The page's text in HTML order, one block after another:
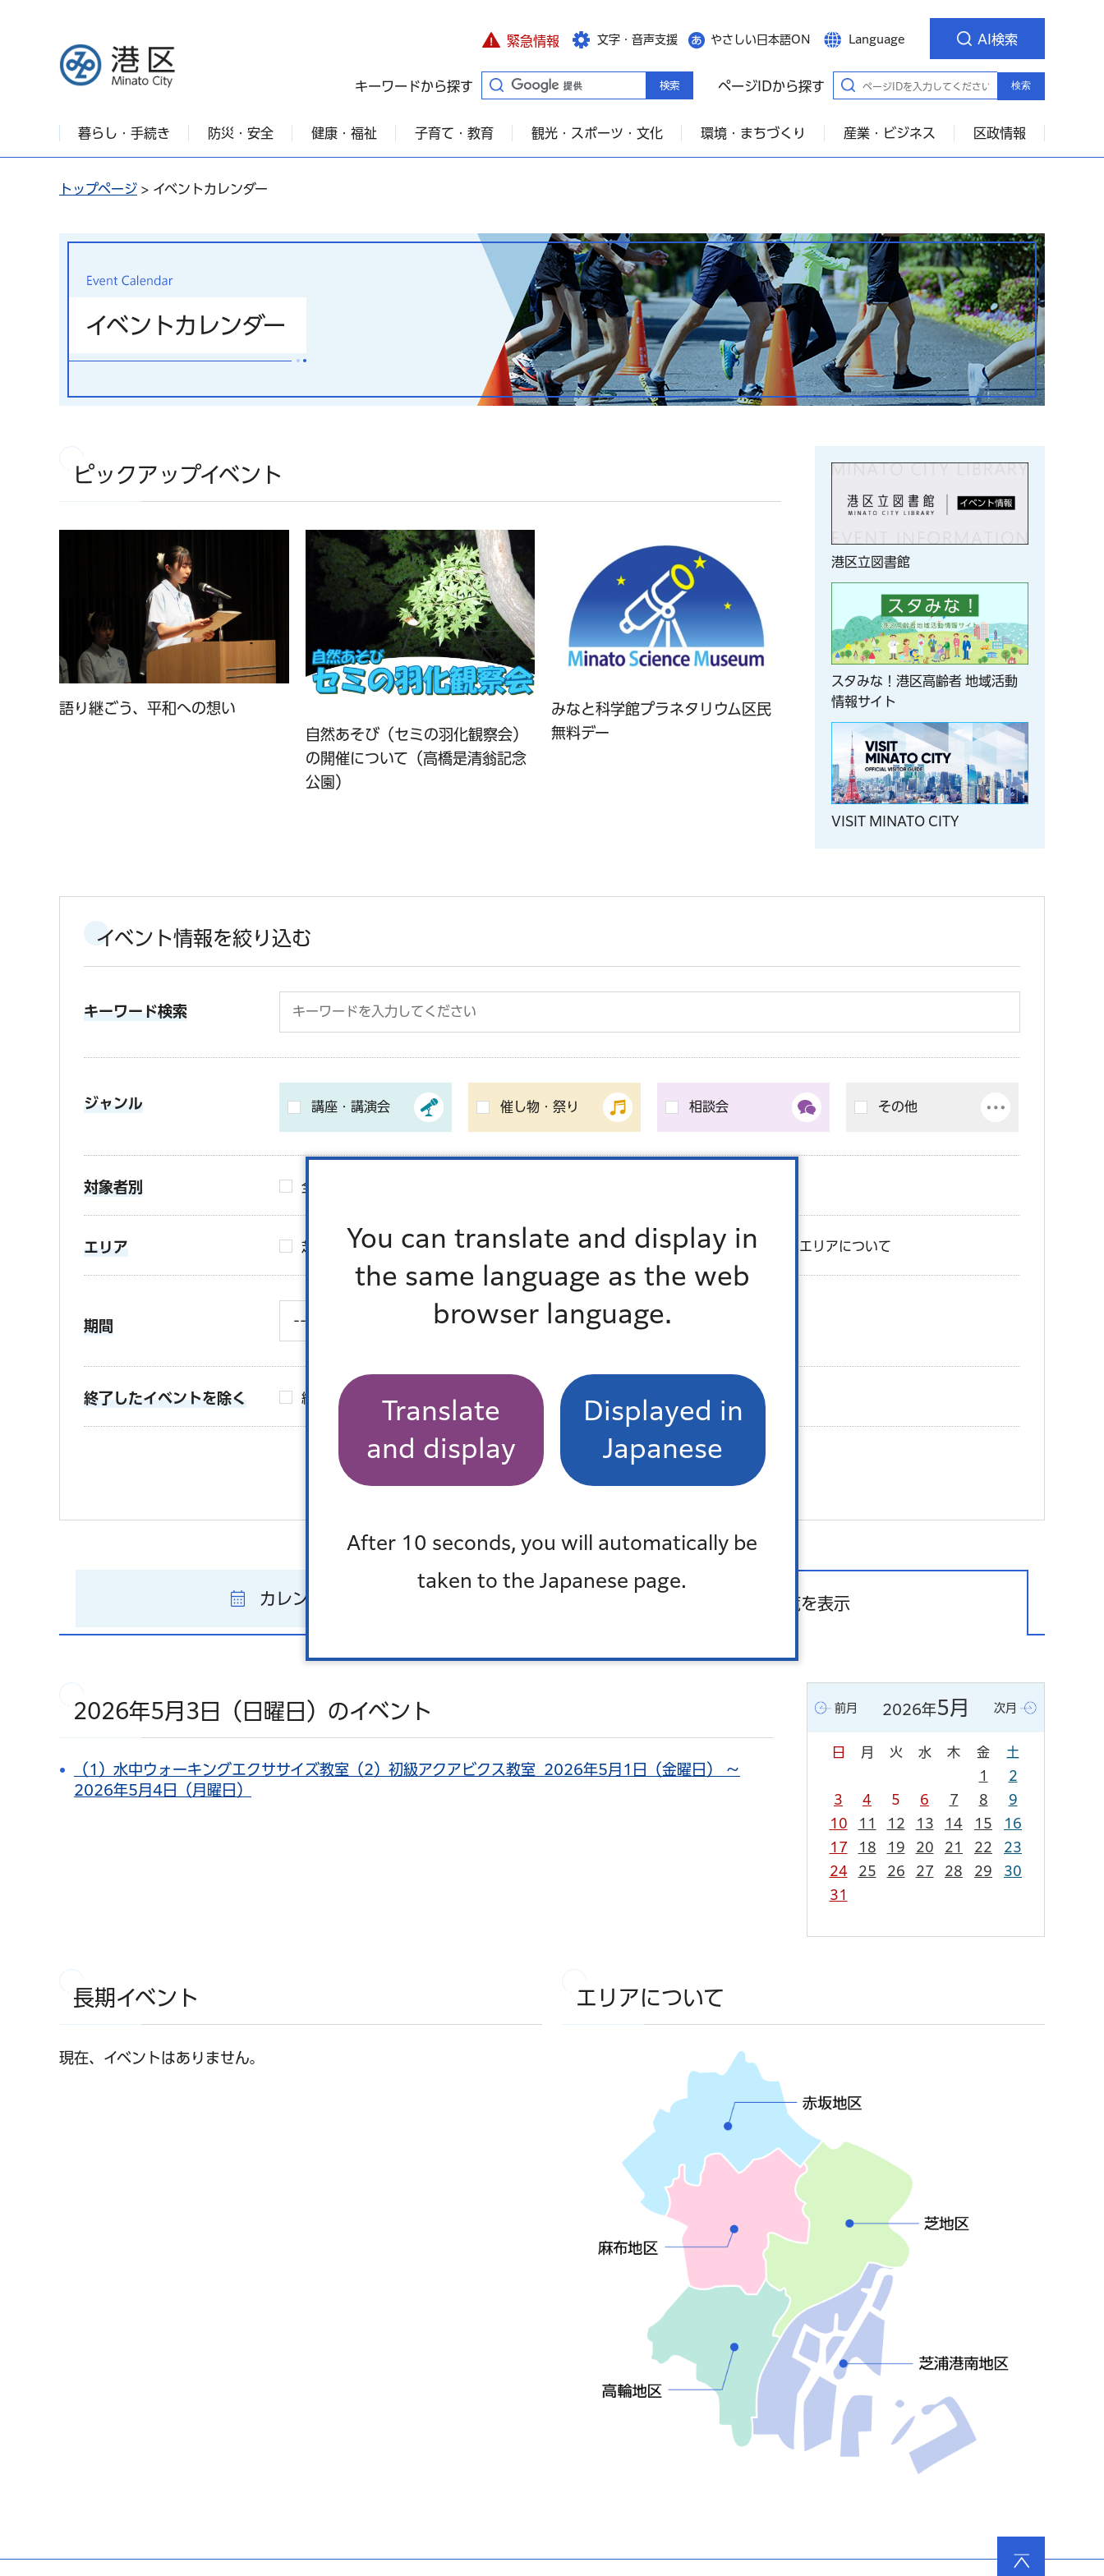
You can translate and display in
the same language as the web
browser language.
Translate
and display
Displayed in
Japanese
After 10 seconds, you will automatically be
taken to the Japanese page.
港区
緊急情報 文字・音声支援 やさしい日本語ON Language AI検索
キーワードから探す ページIDから探す 検索
暮らし・手続き 防災・安全 健康・福祉 子育て・教育 観光・スポーツ・文化 環境・まちづくり 産業・ビジネス 区政情報
トップページ > イベントカレンダー
イベントカレンダー
ピックアップイベント
語り継ごう、平和への想い
自然あそび（セミの羽化観察会）
の開催について（高橋是清翁記念
公園）
みなと科学館プラネタリウム区民
無料デー
佐賀県×港区連携事業「80年目の
アンコール～きみの未来に、ハナ
マルを～」
港区立図書館
スタみな！港区高齢者 地域活動
情報サイト
VISIT MINATO CITY
イベント情報を絞り込む
キーワード検索
ジャンル 講座・講演会 催し物・祭り 相談会 その他
対象者別 全対象
エリア 芝地区 麻布地区 赤坂地区 高輪地区 芝浦港南地区 エリアについて
期間 から までのイベント
終了したイベントを除く 終了したイベントを除く
カレンダーを表示 一覧を表示
前月 2026年5月 次月
日 月 火 水 木 金
土
1
2
3
4 5 6 7 8
9
10
11 12 13 14 15
16
17
18 19 20 21 22
23
24
25 26 27 28 29
30
31
2026年5月3日（日曜日）のイベント
（1）水中ウォーキングエクササイズ教室（2）初級アクアビクス教室 2026年5月1日（金曜日） ～
2026年5月4日（月曜日）
長期イベント
現在、イベントはありません。
エリアについて
の先頭